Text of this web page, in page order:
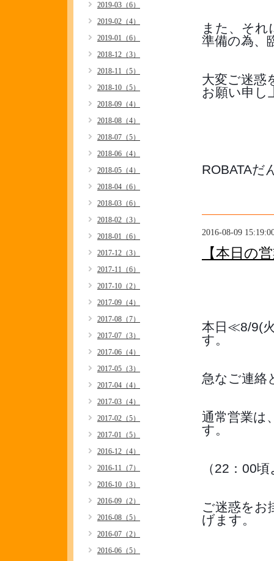
また、それ
準備の為、
大変ご迷惑
お願い申し
ROBATAだ
2016-08-09
【本日の
本日≪8/9(
す。
急なご連絡
通常営業は
す。
（22：00
ご迷惑をお
げます。
2019-03（6）
2019-02（4）
2019-01（6）
2018-12（3）
2018-11（5）
2018-10（5）
2018-09（4）
2018-08（4）
2018-07（5）
2018-06（4）
2018-05（4）
2018-04（6）
2018-03（6）
2018-02（3）
2018-01（6）
2017-12（3）
2017-11（6）
2017-10（2）
2017-09（4）
2017-08（7）
2017-07（3）
2017-06（4）
2017-05（3）
2017-04（4）
2017-03（4）
2017-02（5）
2017-01（5）
2016-12（4）
2016-11（7）
2016-10（3）
2016-09（2）
2016-08（5）
2016-07（2）
2016-06（5）